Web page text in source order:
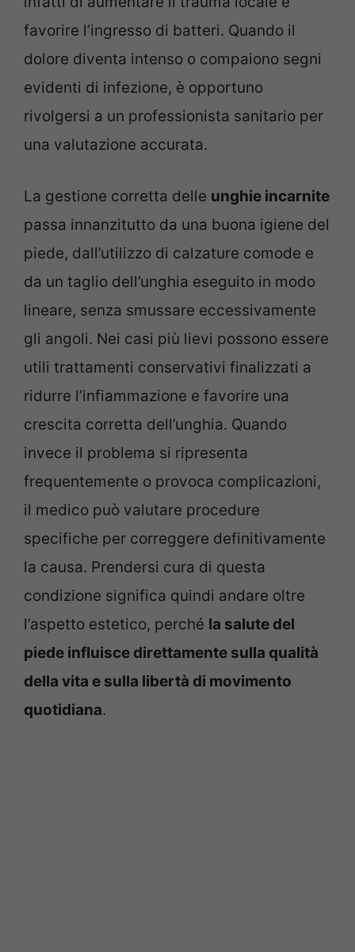
favorire l’ingresso di batteri. Quando il
dolore diventa intenso o compaiono segni
evidenti di infezione, è opportuno
rivolgersi a un professionista sanitario per
una valutazione accurata.
La gestione corretta delle unghie incarnite
passa innanzitutto da una buona igiene del
piede, dall’utilizzo di calzature comode e
da un taglio dell’unghia eseguito in modo
lineare, senza smussare eccessivamente
gli angoli. Nei casi più lievi possono essere
utili trattamenti conservativi finalizzati a
ridurre l’infiammazione e favorire una
crescita corretta dell’unghia. Quando
invece il problema si ripresenta
frequentemente o provoca complicazioni,
il medico può valutare procedure
specifiche per correggere definitivamente
la causa. Prendersi cura di questa
condizione significa quindi andare oltre
l’aspetto estetico, perché la salute del
piede influisce direttamente sulla qualità
della vita e sulla libertà di movimento
quotidiana.